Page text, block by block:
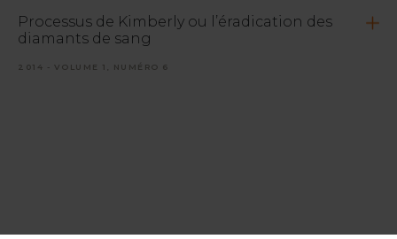
Processus de Kimberly ou l’éradication des
diamants de sang
2014 - VOLUME 1, NUMÉRO 6